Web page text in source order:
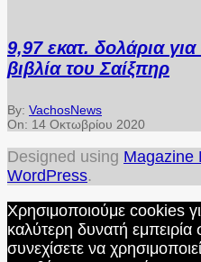
9,97 εκατ. δολάρια
βιβλία του Σαίξπηρ
By: VachosNews
On: 14 Οκτωβρίου 2020
Designed using Magazine
WordPress.
Χρησιμοποιούμε cookies
καλύτερη δυνατή
συνεχίσετε να